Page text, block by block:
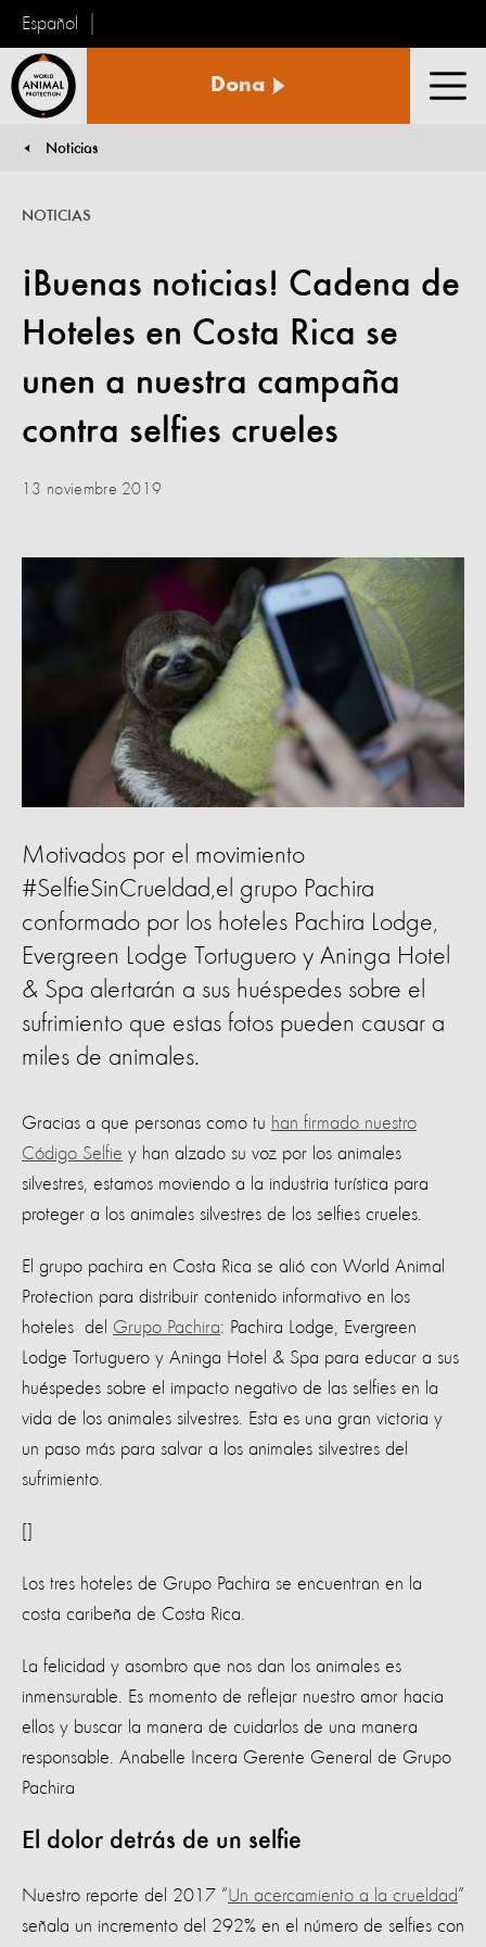
Español
Animal
Dona
Noticias
¡Buenas noticias! Cadena de
Hoteles en Costa Rica se
unen a nuestra campaña
contra selfies crueles
NOTICIAS
13 noviembre 2019
Motivados por el movimiento
#SelfieSinCrueldad,el grupo Pachira
conformado por los hoteles Pachira Lodge,
Evergreen Lodge Tortuguero y Aninga Hotel
& Spa alertarán a sus huéspedes sobre el
sufrimiento que estas fotos pueden causar a
miles de animales.
Gracias a que personas como tu han firmado nuestro
Código Selfie y han alzado su voz por los animales
silvestres, estamos moviendo a la industria turística para
proteger a los animales silvestres de los selfies crueles.
El grupo pachira en Costa Rica se alió con World Animal
Protection para distribuir contenido informativo en los
hoteles del Grupo Pachira: Pachira Lodge, Evergreen
Lodge Tortuguero y Aninga Hotel & Spa para educar a sus
huéspedes sobre el impacto negativo de las selfies en la
vida de los animales silvestres. Esta es una gran victoria y
un paso más para salvar a los animales silvestres del
sufrimiento.
Los tres hoteles de Grupo Pachira se encuentran en la
costa caribeña de Costa Rica.
La felicidad y asombro que nos dan los animales es
inmensurable. Es momento de reflejar nuestro amor hacia
ellos y buscar la manera de cuidarlos de una manera
responsable. Anabelle Incera Gerente General de Grupo
Pachira
El dolor detrás de un selfie
Nuestro reporte del 2017 “Un acercamiento a la crueldad”
señala un incremento del 292% en el número de selfies con